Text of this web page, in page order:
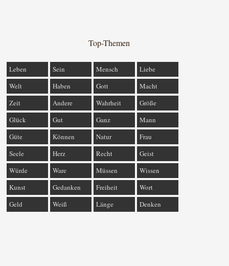
Top-Themen
Leben Sein Mensch
Liebe
Welt
Haben Gott
Macht
Zeit
Andere Wahrheit
Größe
Glück
Gut Ganz
Mann
Güte
Können Natur
Frau
Seele
Herz Recht
Geist
Würde
Ware Müssen
Wissen
Kunst
Gedanken Freiheit
Wort
Geld
Weiß Länge Denken